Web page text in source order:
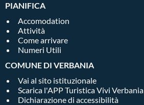
PIANIFICA
Accomodation
Attività
Come arrivare
Numeri Utili
COMUNE DI VERBANIA
Vai al sito istituzionale
Scarica l'APP Turistica Vivi Verbania
Dichiarazione di accessibilità